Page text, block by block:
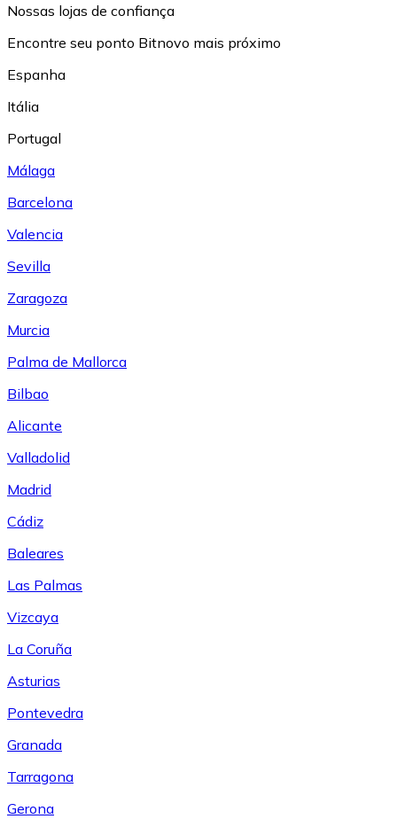
Nossas lojas de confiança
Encontre seu ponto Bitnovo mais próximo
Espanha
Itália
Portugal
Málaga
Barcelona
Valencia
Sevilla
Zaragoza
Murcia
Palma de Mallorca
Bilbao
Alicante
Valladolid
Madrid
Cádiz
Baleares
Las Palmas
Vizcaya
La Coruña
Asturias
Pontevedra
Granada
Tarragona
Gerona